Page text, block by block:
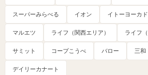
スーパーみらべる イオン イトーヨーカ
マルエツ ライフ（関西エリア） ライフ
サミット コープこうべ バロー 三和
デイリーカナート